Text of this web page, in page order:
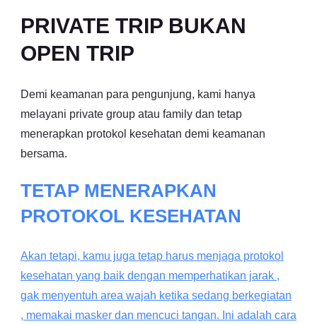
PRIVATE TRIP BUKAN
OPEN TRIP
Demi keamanan para pengunjung, kami hanya
melayani private group atau family dan tetap
menerapkan protokol kesehatan demi keamanan
bersama.
TETAP MENERAPKAN
PROTOKOL KESEHATAN
Akan tetapi, kamu juga tetap harus menjaga protokol
kesehatan yang baik dengan memperhatikan jarak ,
gak menyentuh area wajah ketika sedang berkegiatan
, memakai masker dan mencuci tangan. Ini adalah cara